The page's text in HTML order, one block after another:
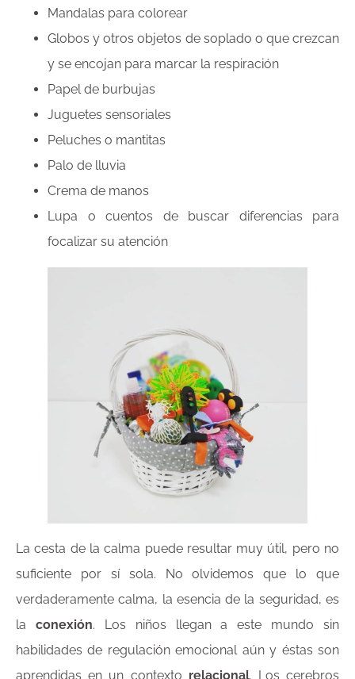
Mandalas para colorear
Globos y otros objetos de soplado o que crezcan
y se encojan para marcar la respiración
Papel de burbujas
Juguetes sensoriales
Peluches o mantitas
Palo de lluvia
Crema de manos
Lupa o cuentos de buscar diferencias para
focalizar su atención
La cesta de la calma puede resultar muy útil, pero no
suficiente por sí sola. No olvidemos que lo que
verdaderamente calma, la esencia de la seguridad, es
la conexión. Los niños llegan a este mundo sin
habilidades de regulación emocional aún y éstas son
aprendidas en un contexto relacional. Los cerebros